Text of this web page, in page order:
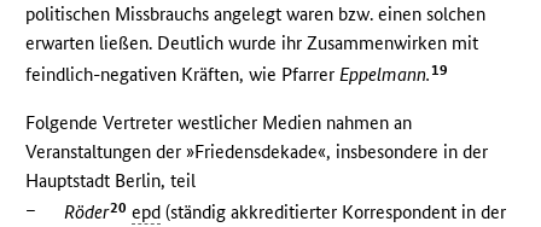
politischen Missbrauchs angelegt waren bzw. einen solchen
erwarten ließen. Deutlich wurde ihr Zusammenwirken mit
feindlich-negativen Kräften, wie Pfarrer Eppelmann.19
Folgende Vertreter westlicher Medien nahmen an
Veranstaltungen der »Friedensdekade«, insbesondere in der
Hauptstadt Berlin, teil
–
Röder20 epd (ständig akkreditierter Korrespondent in der